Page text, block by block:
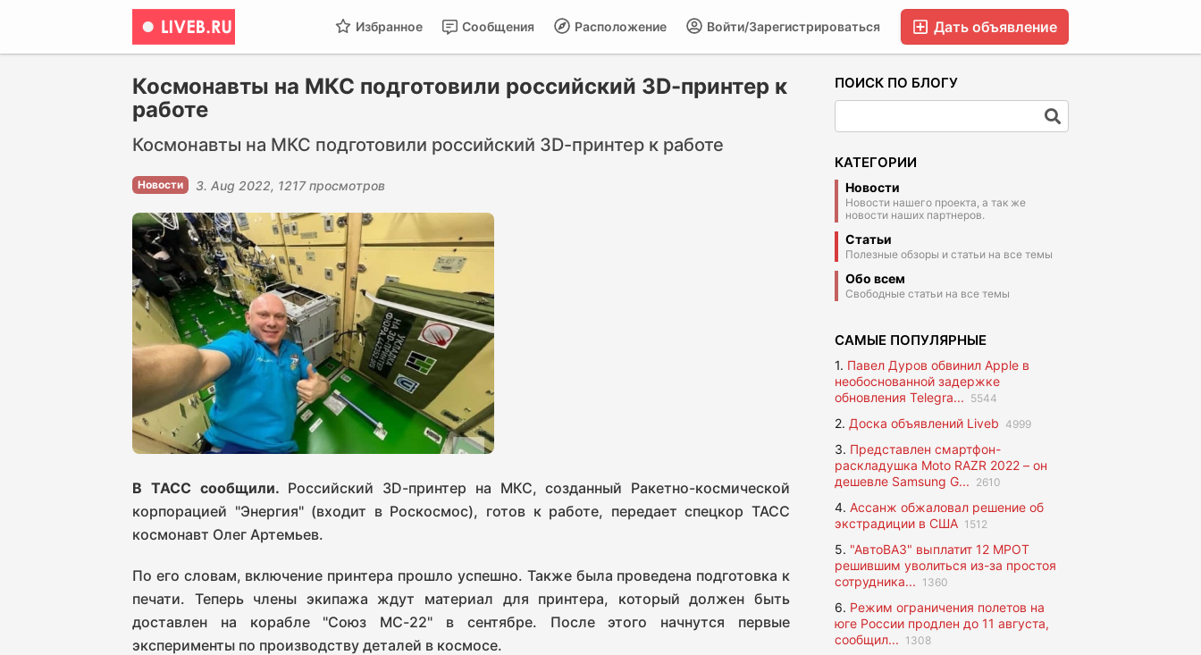
Дать объявление
Войти/Зарегистрироваться
Расположение
Сообщения
Избранное
Космонавты на МКС подготовили российский 3D-принтер к
работе
Космонавты на МКС подготовили российский 3D-принтер к работе
Новости 3. Aug 2022 1217 просмотров
В ТАСС сообщили. Российский 3D-принтер на МКС, созданный Ракетно-космической
корпорацией "Энергия" (входит в Роскосмос), готов к работе, передает спецкор ТАСС
космонавт Олег Артемьев.
По его словам, включение принтера прошло успешно. Также была проведена подготовка к
печати. Теперь члены экипажа ждут материал для принтера, который должен быть
доставлен на корабле "Союз МС-22" в сентябре. После этого начнутся первые
эксперименты по производству деталей в космосе.
ПОИСК ПО БЛОГУ
КАТЕГОРИИ
Новости
Новости нашего проекта, а так же
новости наших партнеров.
Статьи
Полезные обзоры и статьи на все темы
Обо всем
Свободные статьи на все темы
САМЫЕ ПОПУЛЯРНЫЕ
1. Павел Дуров обвинил Apple в
необоснованной задержке
обновления Telegra... 5544
2. Доска объявлений Liveb 4999
3. Представлен смартфон-
раскладушка Moto RAZR 2022 – он
дешевле Samsung G... 2610
4. Ассанж обжаловал решение об
экстрадиции в США 1512
5. "АвтоВАЗ" выплатит 12 МРОТ
решившим уволиться из-за простоя
сотрудника... 1360
6. Режим ограничения полетов на
юге России продлен до 11 августа,
сообщил... 1308